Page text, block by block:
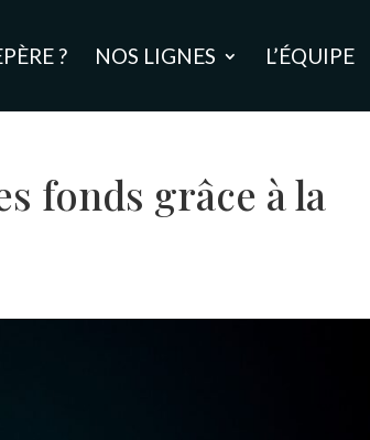
? NOS LIGNES L’ÉQUIPE
fonds grâce à la